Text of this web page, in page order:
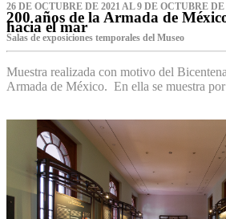
26 DE OCTUBRE DE 2021 AL 9 DE OCTUBRE DE
200 años de la Armada de
hacia el mar
Salas de exposiciones temporales del Museo‌
Muestra realizada con motivo del
Armada de México. En ella se muestra